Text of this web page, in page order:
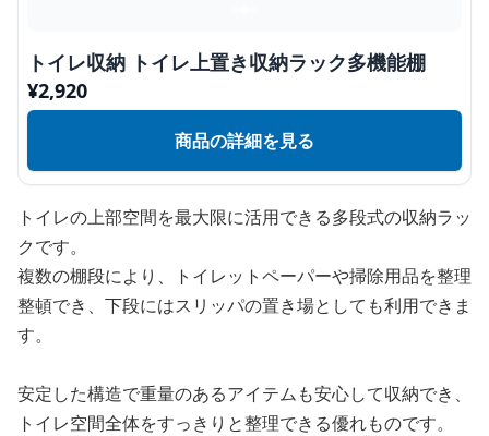
トイレ収納 トイレ上置き収納ラック多機能棚
¥2,920
商品の詳細を見る
トイレの上部空間を最大限に活用できる多段式の収納ラッ
クです。
複数の棚段により、トイレットペーパーや掃除用品を整理
整頓でき、下段にはスリッパの置き場としても利用できま
す。
安定した構造で重量のあるアイテムも安心して収納でき、
トイレ空間全体をすっきりと整理できる優れものです。